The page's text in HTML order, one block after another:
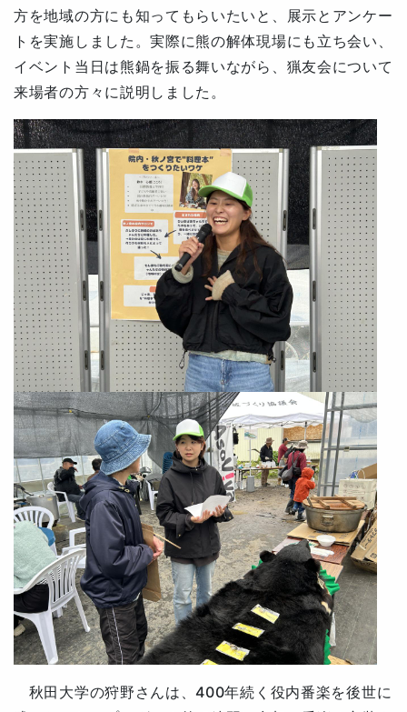
方を地域の方にも知ってもらいたいと、展示とアンケー
トを実施しました。実際に熊の解体現場にも立ち会い、
イベント当日は熊鍋を振る舞いながら、猟友会について
来場者の方々に説明しました。
秋田大学の狩野さんは、400年続く役内番楽を後世に